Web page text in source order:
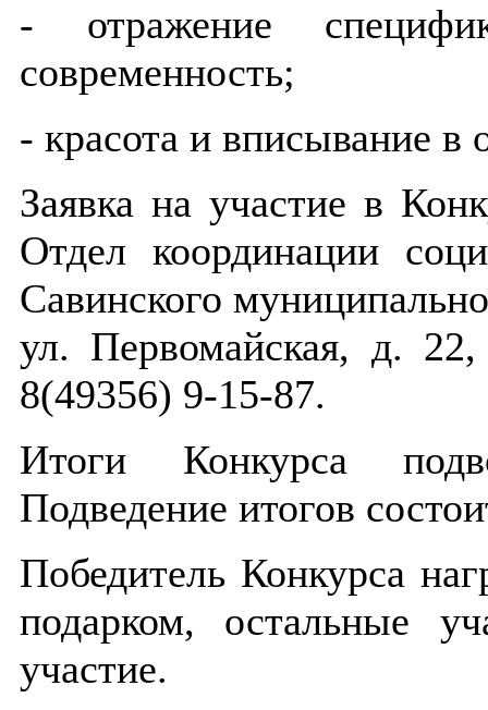
- отражение
современность;
- красота и вписывание
Заявка на участие в
Отдел координации
Савинского
ул. Первомайская, д.
8(49356) 9-15-87.
Итоги Конкурса
Подведение итогов
Победитель Конкурса
подарком, остальные
участие.